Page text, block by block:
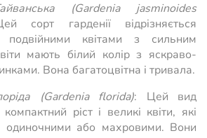
(Gardenia jasminoides
сорт гарденії відрізняється
подвійними квітами з сильним
мають білий колір з яскраво-
Вона багатоцвітна і тривала.
(Gardenia florida): Цей вид
ріст і великі квіти, які
одиночними або махровими. Вони